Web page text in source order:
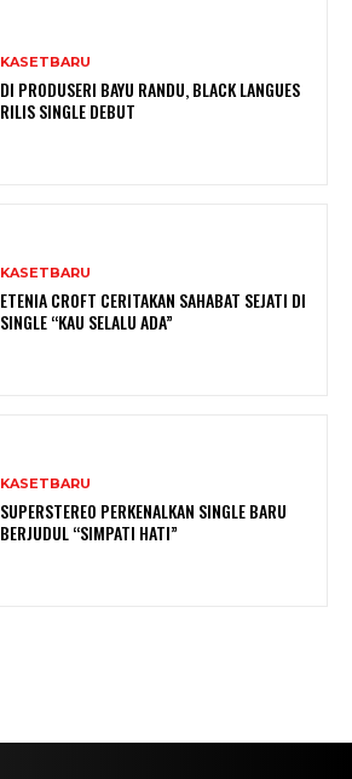
KASETBARU
DI PRODUSERI BAYU RANDU, BLACK LANGUES
RILIS SINGLE DEBUT
KASETBARU
ETENIA CROFT CERITAKAN SAHABAT SEJATI DI
SINGLE “KAU SELALU ADA”
KASETBARU
SUPERSTEREO PERKENALKAN SINGLE BARU
BERJUDUL “SIMPATI HATI”